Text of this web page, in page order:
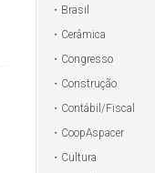
Brasil
Cerâmica
Congresso
Construção
Contábil/Fiscal
CoopAspacer
Cultura